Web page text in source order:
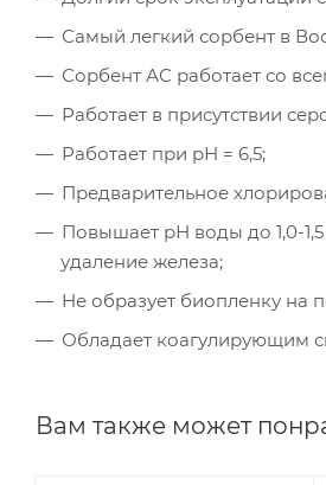
Самый легкий сорбент в
Сорбент АС работает со
Работает в присутствии
Работает при рН = 6,5;
Предварительное
Повышает рН воды до 1,0-
удаление железа;
Не образует биопленку на
Обладает коагулирующим
Вам также может